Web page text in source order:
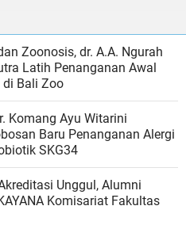
Zoonosis, dr. A.A. Ngurah
Latih Penanganan Awal
di Bali Zoo
Komang Ayu Witarini
Baru Penanganan Alergi
SKG34
Unggul, Alumni
Komisariat Fakultas